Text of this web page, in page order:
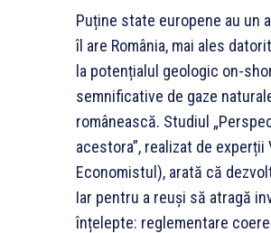
Puține state europene au un
îl are România, mai ales
la potențialul geologic on-
semnificative de gaze
românească. Studiul
acestora”, realizat de
Economistul), arată că
Iar pentru a reuși să atragă
înțelepte: reglementare